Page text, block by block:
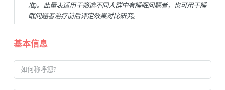
准)。此量表适用于筛选不同人群中有睡眠问题者，也可用于睡
眠问题者治疗前后评定效果对比研究。
基本信息